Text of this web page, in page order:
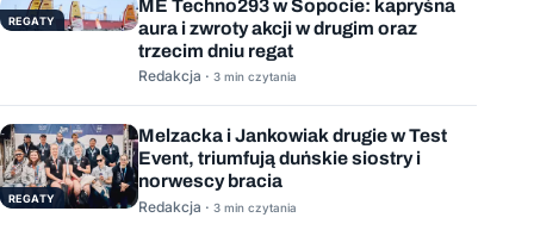
REGATY
ME Techno293 w Sopocie: kapryśna
aura i zwroty akcji w drugim oraz
trzecim dniu regat
Redakcja · 3 min czytania
REGATY
Melzacka i Jankowiak drugie w Test
Event, triumfują duńskie siostry i
norwescy bracia
Redakcja · 3 min czytania